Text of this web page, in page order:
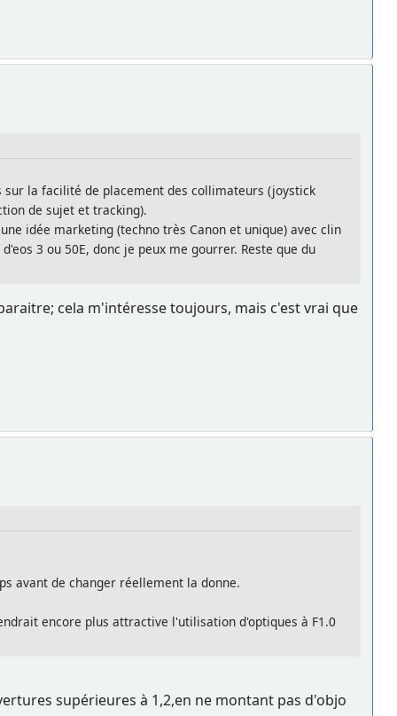
la facilité de placement des collimateurs (joystick
de sujet et tracking).
idée marketing (techno très Canon et unique) avec clin
3 ou 50E, donc je peux me gourrer. Reste que du
cela m'intéresse toujours, mais c'est vrai que
avant de changer réellement la donne.
encore plus attractive l'utilisation d'optiques à F1.0
supérieures à 1,2,en ne montant pas d'objo